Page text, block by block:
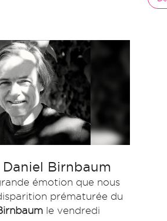
Birnbaum
émotion que nous
prématurée du
le vendredi